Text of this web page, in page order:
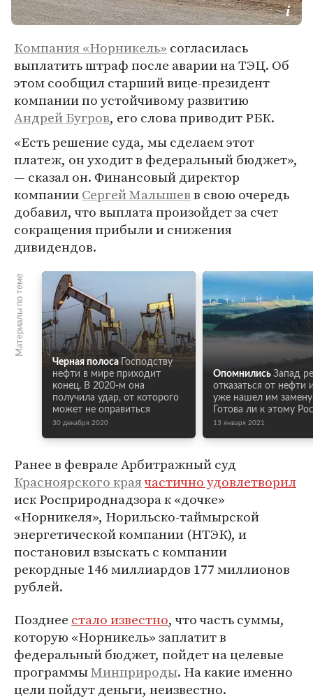
Компания «Норникель» согласилась
выплатить штраф после аварии на ТЭЦ. Об
этом сообщил старший вице-президент
компании по устойчивому развитию
Андрей Бугров, его слова приводит РБК.
«Есть решение суда, мы сделаем этот
платеж, он уходит в федеральный бюджет»,
— сказал он. Финансовый директор
компанииСергей Малышевв свою очередь
добавил, что выплата произойдет за счет
сокращения прибыли и снижения
дивидендов.
Материалы по теме
Черная полоса
Господству
нефти в мире приходит
конец. В 2020-м она
получила удар, от которого
может не оправиться
30 декабря 2020
Опомнились Запад
отказаться от нефти
уже нашел им
Готова ли к этому
13 января 2021
Ранее в феврале Арбитражный суд
Красноярского краячастично удовлетворил
иск Росприроднадзора к «дочке»
«Норникеля», Норильско-таймырской
энергетической компании (НТЭК), и
постановил взыскать с компании
рекордные 146 миллиардов 177 миллионов
рублей.
Позднее стало известно, что часть суммы,
которую «Норникель» заплатит в
федеральный бюджет, пойдет на целевые
программыМинприроды. На какие именно
цели пойдут деньги, неизвестно.